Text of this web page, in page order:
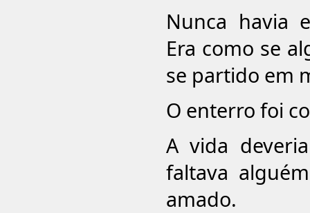
Nunca havia
Era como se
se partido em
O enterro foi
A vida
faltava
amado.